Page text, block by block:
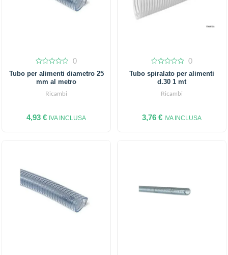
out
of
0
Tubo per alimenti diametro 25
mm al metro
Ricambi
4,93 € IVA INCLUSA
out
0
Tubo spiralato per alimenti
d.30 1 mt
Ricambi
3,76 € IVA INCLUSA